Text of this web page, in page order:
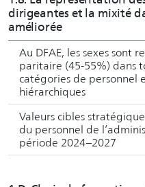
programme de la
du Conseil fédéral. Etant
des piliers pour atteindre
mesures font partie
Collaboration avec les
intercantonales, les
dirigeantes et la mixité
améliorée
Au DFAE, les sexes sont
paritaire (45-55%) dans
catégories de personnel
hiérarchiques
Valeurs cibles
du personnel de
période 2024–2027